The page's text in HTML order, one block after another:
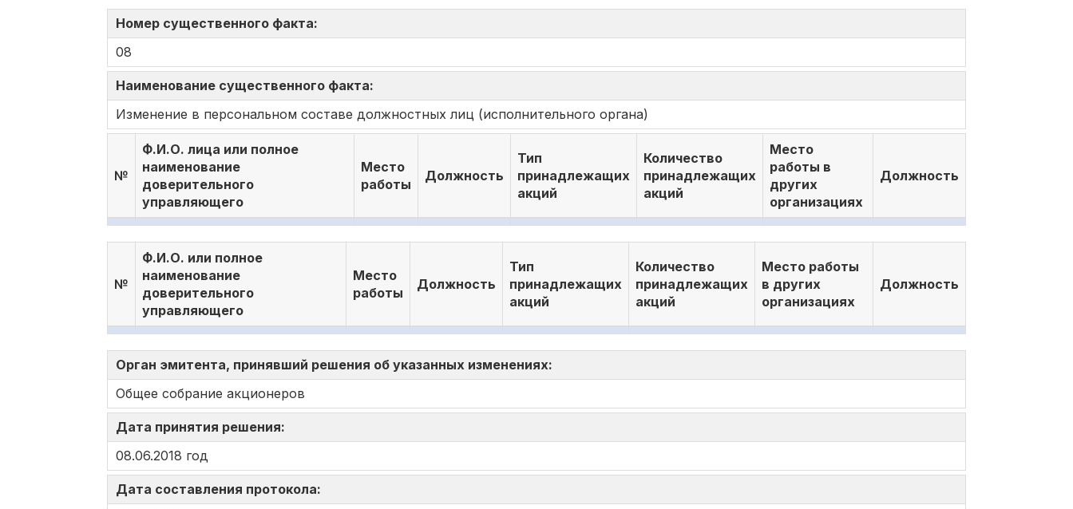
Номер существенного факта:
08
Наименование существенного факта:
Изменение в персональном составе должностных лиц (исполнительного органа)
№
Ф.И.О. лица или полное
наименование
доверительного
управляющего
Место
работы
Должность
Тип
принадлежащих
акций
Количество
принадлежащих
акций
Место
работы в
других
организациях
Должность
№
Ф.И.О. или полное
наименование
доверительного
управляющего
Место
работы
Должность
Тип
принадлежащих
акций
Количество
принадлежащих
акций
Место работы
в других
организациях
Должность
Орган эмитента, принявший решения об указанных изменениях:
Общее собрание акционеров
Дата принятия решения:
08.06.2018 год
Дата составления протокола: